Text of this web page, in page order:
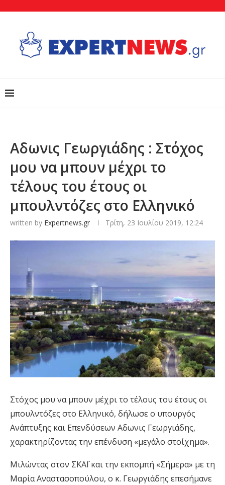
Αδωνις Γεωργιάδης : Στόχος
μου να μπουν μέχρι το
τέλους του έτους οι
μπουλντόζες στο Ελληνικό
written by Expertnews.gr Τρίτη, 23 Ιουλίου 2019, 12:24
Στόχος μου να μπουν μέχρι το τέλους του έτους οι
μπουλντόζες στο Ελληνικό, δήλωσε ο υπουργός
Ανάπτυξης και Επενδύσεων Αδωνις Γεωργιάδης,
χαρακτηρίζοντας την επένδυση «μεγάλο στοίχημα».
Μιλώντας στον ΣΚΑΪ και την εκπομπή «Σήμερα» με τη
Μαρία Αναστασοπούλου, ο κ. Γεωργιάδης επεσήμανε